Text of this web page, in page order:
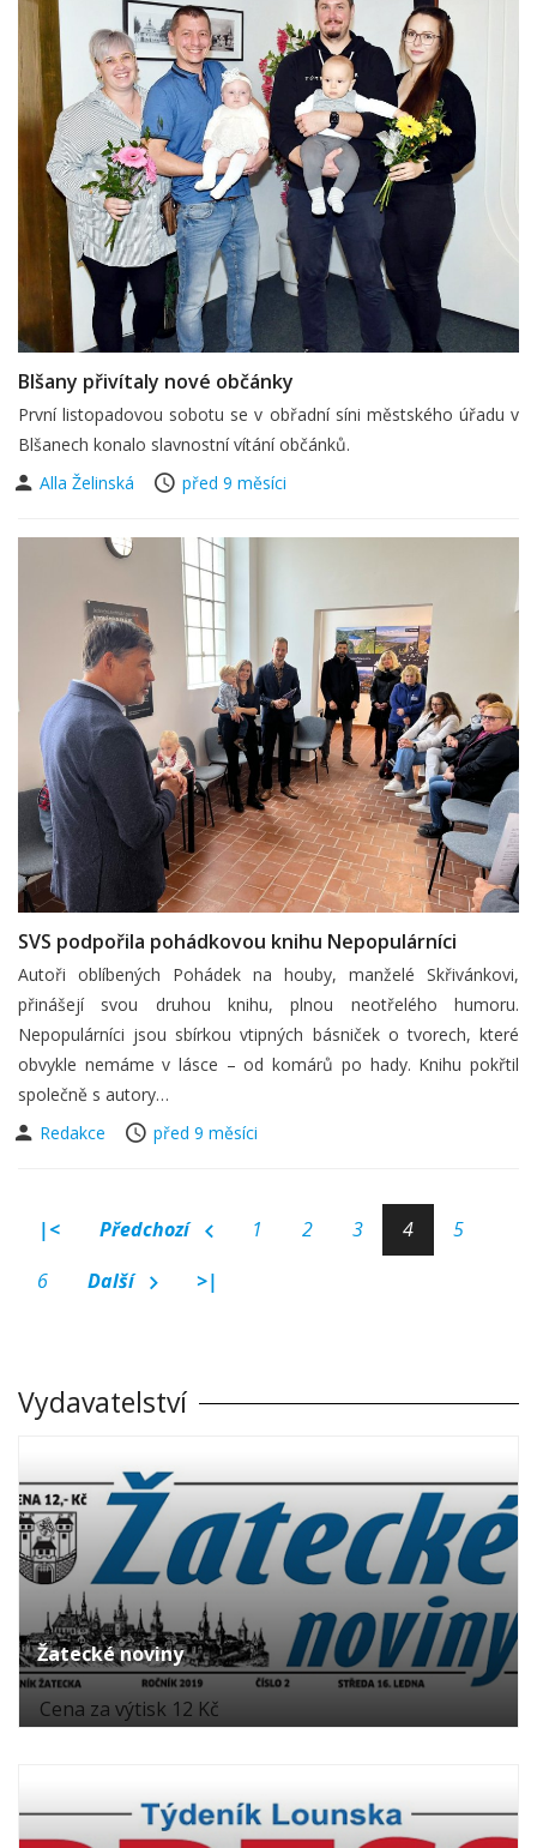
Blšany přivítaly nové občánky
První listopadovou sobotu se v obřadní síni městského úřadu v
Blšanech konalo slavnostní vítání občánků.
Alla Želinská
před 9 měsíci
SVS podpořila pohádkovou knihu Nepopulárníci
Autoři oblíbených Pohádek na houby, manželé Skřivánkovi,
přinášejí svou druhou knihu, plnou neotřelého humoru.
Nepopulárníci jsou sbírkou vtipných básniček o tvorech, které
obvykle nemáme v lásce – od komárů po hady. Knihu pokřtil
společně s autory…
Redakce
před 9 měsíci
|< Předchozí 1 2 3 4
5
6
Další >|
Vydavatelství
Žatecké noviny
Cena za výtisk 12 Kč